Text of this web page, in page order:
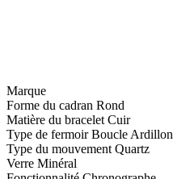
Marque
Forme du cadran Rond
Matière du bracelet Cuir
Type de fermoir Boucle Ardillon
Type du mouvement Quartz
Verre Minéral